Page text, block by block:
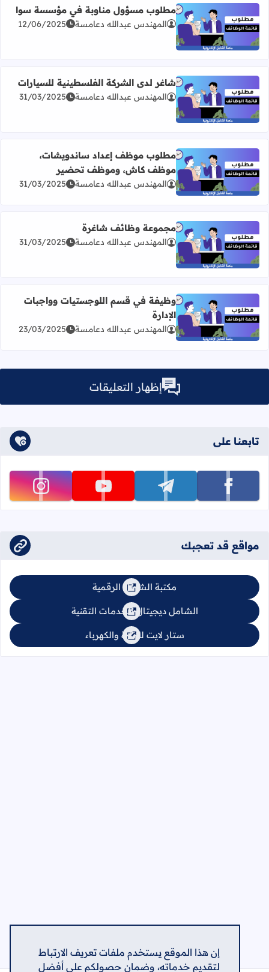
إن هذا الموقع يستخدم ملفات تعريف الارتباط
لتقديم خدماته، وضمان حصولكم على أفضل
اقرأ المزيد عن مطلوب مسؤول مناوبة في مؤسسة سوا
مطلوب مسؤول مناوبة في مؤسسة سوا
المهندس عبدالله دعامسة 12/06/2025
اقرأ المزيد عن شاغر لدى الشركة الفلسطينية للسيارات
شاغر لدى الشركة الفلسطينية للسيارات
المهندس عبدالله دعامسة 31/03/2025
اقرأ المزيد عن مطلوب موظف إعداد ساندويشات، موظف
مطلوب موظف إعداد ساندويشات،
موظف كاش، وموظف تحضير
المهندس عبدالله دعامسة 31/03/2025
اقرأ المزيد عن مجموعة وظائف شاغرة
مجموعة وظائف شاغرة
المهندس عبدالله دعامسة 31/03/2025
اقرأ المزيد عن وظيفة في قسم اللوجستيات وواجبات الإدارة
وظيفة في قسم اللوجستيات وواجبات
الإدارة
المهندس عبدالله دعامسة 23/03/2025
إظهار التعليقات
تابعنا على
تابعنا على facebook تابعنا على telegram تابعنا على youtube تابعنا على instagram
مواقع قد تعجبك
مكتبة الشامل الرقمية
الشامل ديجيتال للخدمات التقنية
ستار لايت للإنارة والكهرباء